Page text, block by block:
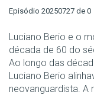
Episódio 20250727 de 0
Luciano Berio e o
década de 60 do
Ao longo das
Luciano Berio
neovanguardista. A